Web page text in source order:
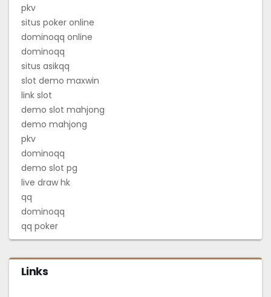
pkv
situs poker online
dominoqq online
dominoqq
situs asikqq
slot demo maxwin
link slot
demo slot mahjong
demo mahjong
pkv
dominoqq
demo slot pg
live draw hk
qq
dominoqq
qq poker
Links